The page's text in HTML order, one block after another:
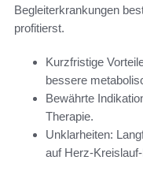
Begleiterkrankungen
profitierst.
Kurzfristige
bessere
Bewährte
Therapie.
Unklarheiten:
auf Herz-